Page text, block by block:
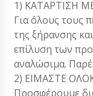
1) ΚΑΤΑΡΤΙΣΗ
Για όλους τους
της ξήρανσης
επίλυση των
αναλώσιμα.
2) ΕΙΜΑΣΤΕ
Προσφέρουμε